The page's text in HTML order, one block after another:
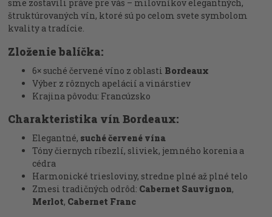
sme zostavili práve pre vás – milovníkov elegantných,
štruktúrovaných vín, ktoré sú po celom svete symbolom
kvality a tradície.
Zloženie balíčka:
6× suché červené víno z oblasti Bordeaux
Výber z rôznych apelácií a vinárstiev
Krajina pôvodu: Francúzsko
Charakteristika vín Bordeaux:
Elegantné, suché červené vína
Tóny čiernych ríbezlí, sliviek, jemného korenia a
cédra
Harmonické triesloviny, stredne plné až plné telo
Zmesi tradičných odrôd: Cabernet Sauvignon,
Merlot, Cabernet Franc